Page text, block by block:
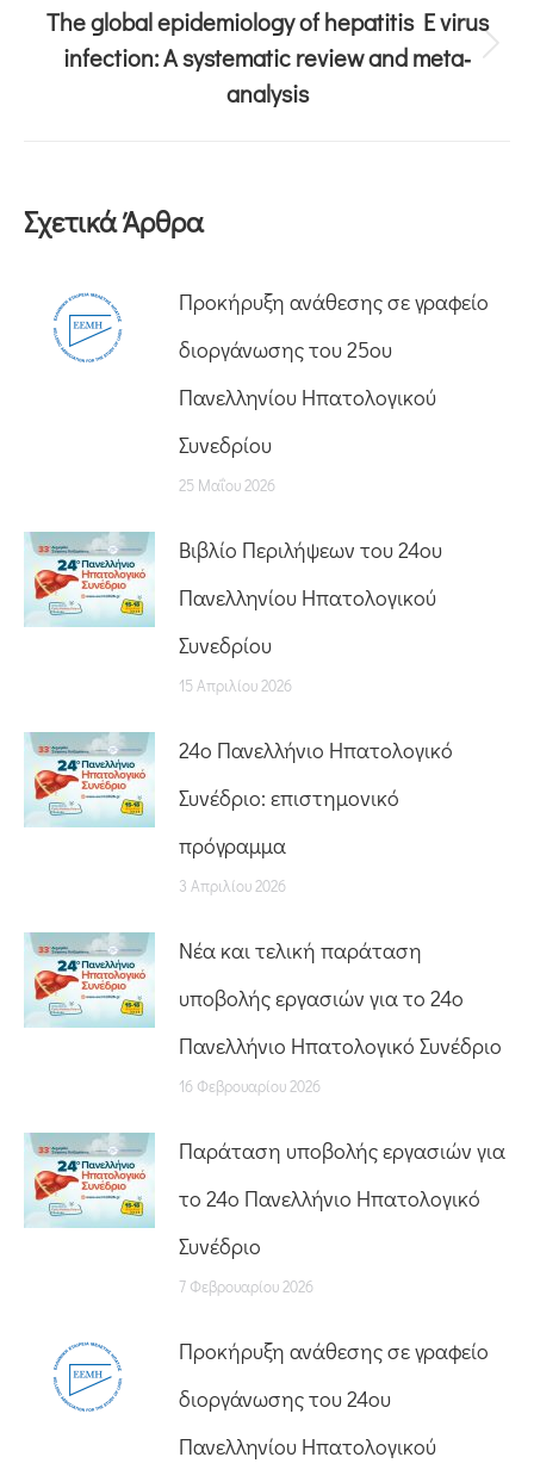
The global epidemiology of hepatitis E virus
infection: A systematic review and meta‐
analysis
Σχετικά Άρθρα
Προκήρυξη ανάθεσης σε γραφείο
διοργάνωσης του 25ου
Πανελληνίου Ηπατολογικού
Συνεδρίου
25 Μαΐου 2026
Βιβλίο Περιλήψεων του 24ου
Πανελληνίου Ηπατολογικού
Συνεδρίου
15 Απριλίου 2026
24o Πανελλήνιο Ηπατολογικό
Συνέδριο: επιστημονικό
πρόγραμμα
3 Απριλίου 2026
Nέα και τελική παράταση
υποβολής εργασιών για το 24ο
Πανελλήνιο Ηπατολογικό Συνέδριο
16 Φεβρουαρίου 2026
Παράταση υποβολής εργασιών για
το 24ο Πανελλήνιο Ηπατολογικό
Συνέδριο
7 Φεβρουαρίου 2026
Προκήρυξη ανάθεσης σε γραφείο
διοργάνωσης του 24ου
Πανελληνίου Ηπατολογικού